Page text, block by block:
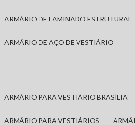
ARMÁRIO DE LAMINADO ESTRUTURAL
ARMÁRIO DE AÇO DE VESTIÁRIO
ARMÁRIO PARA VESTIÁRIO BRASÍLIA
ARMÁRIO PARA VESTIÁRIOS